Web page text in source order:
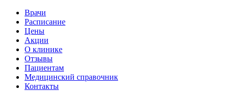
Врачи
Расписание
Цены
Акции
О клинике
Отзывы
Пациентам
Медицинский справочник
Контакты